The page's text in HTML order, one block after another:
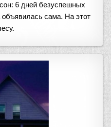
6 дней безуспешных
сама. На этот